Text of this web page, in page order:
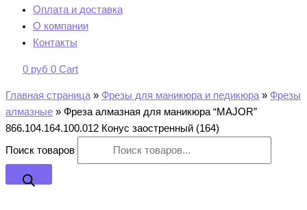
Оплата и доставка
О компании
Контакты
0 руб 0 Cart
Главная страница» Фрезы для маникюра и педикюра» Фрезы
алмазные » Фреза алмазная для маникюра “MAJOR”
866.104.164.100.012 Конус заостренный (164)
Поиск товаров